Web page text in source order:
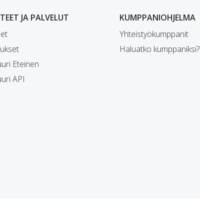
JA PALVELUT
Eteinen
API
KUMPPANIOHJELMA
Yhteistyökumppanit
Haluatko kumppaniksi?